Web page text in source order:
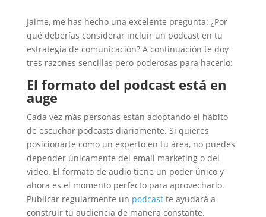
Jaime, me has hecho una excelente pregunta: ¿Por
qué deberías considerar incluir un podcast en tu
estrategia de comunicación? A continuación te doy
tres razones sencillas pero poderosas para hacerlo:
El formato del podcast está en
auge
Cada vez más personas están adoptando el hábito
de escuchar podcasts diariamente. Si quieres
posicionarte como un experto en tu área, no puedes
depender únicamente del email marketing o del
video. El formato de audio tiene un poder único y
ahora es el momento perfecto para aprovecharlo.
Publicar regularmente un podcastte ayudará a
construir tu audiencia de manera constante.